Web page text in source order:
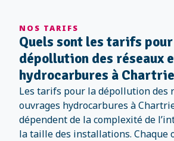
NOS TARIFS
Quels sont les tarifs
dépollution des réseaux
hydrocarbures à
Les tarifs pour la dépollution des
ouvrages hydrocarbures à
dépendent de la complexité de
la taille des installations. Chaque